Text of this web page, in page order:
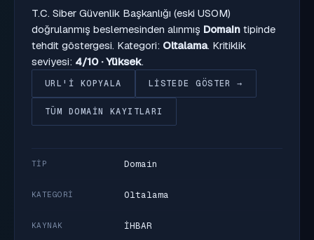
T.C. Siber Güvenlik Başkanlığı (eski USOM)
doğrulanmış beslemesinden alınmış Domain tipinde
tehdit göstergesi. Kategori: Oltalama. Kritiklik
seviyesi: 4/10 · Yüksek.
URL'I KOPYALA LISTEDE GÖSTER →
TÜM DOMAIN KAYITLARI
TIP Domain
KATEGORI Oltalama
KAYNAK İHBAR